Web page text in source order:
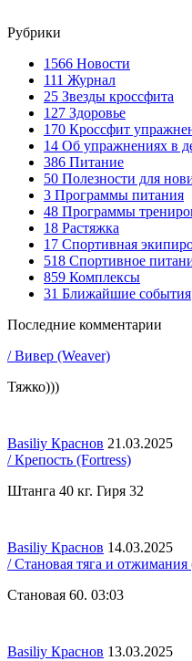
Рубрики
1566 Новости
111 Журнал
25 Звезды кроссфита
127 Здоровье
170 Кроссфит
14 Об упражнениях в
386 Питание
50 Полезности для
3 Программы питания
48 Программы
18 Растяжка
17 Спортивная
518 Спортивное
859 Комплексы
31 Ближайшие события
Последние комментарии
/ Вивер (Weaver)
Тяжко)))
Basiliy Краснов 21.03.2025
/ Крепость (Fortress)
Штанга 40 кг. Гиря 32
Basiliy Краснов 14.03.2025
/ Становая тяга и
Становая 60. 03:03
Basiliy Краснов 13.03.2025